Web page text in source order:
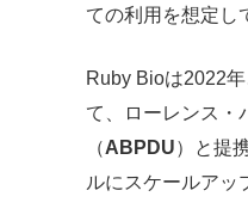
ての利用を想定し
Ruby Bioは2022
て、ローレンス・
（ABPDU）と提
ルにスケールアッ